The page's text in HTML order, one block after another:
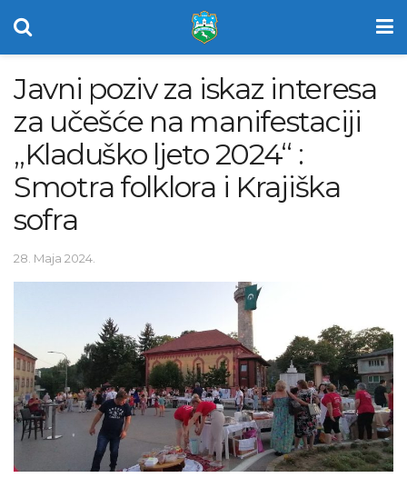
Javni poziv za iskaz interesa
za učešće na manifestaciji
„Kladuško ljeto 2024“ :
Smotra folklora i Krajiška
sofra
28. Maja 2024.